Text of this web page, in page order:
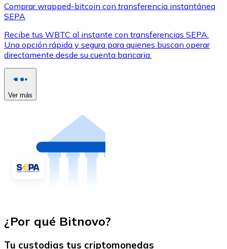
Comprar wrapped-bitcoin con transferencia instantánea
SEPA
Recibe tus WBTC al instante con transferencias SEPA.
Una opción rápida y segura para quienes buscan operar
directamente desde su cuenta bancaria.
Ver más
¿Por qué Bitnovo?
Tu custodias tus criptomonedas